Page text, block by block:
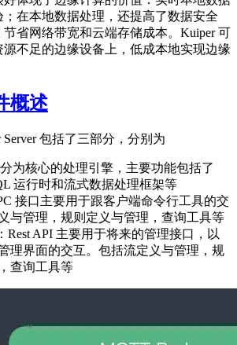
在本地数据处理，还提高了数据安全
省网络带宽和云端存储成本。Kuiper 可
源不足的边缘设备上，低成本地实现边缘
概述
包括了三部分，分别为
为核心的处理引擎，主要功能包括了
运行时和流式数据处理框架等
接口主要用于跟客户端命令行工具的交
与管理，规则定义与管理，查询工具等
Rest API 主要用于将来的管理接口，以
理界面的交互。包括流定义与管理，规
查询工具等